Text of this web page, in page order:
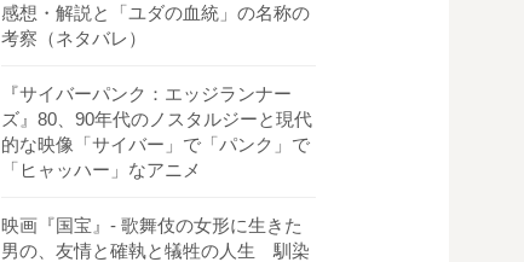
感想・解説と「ユダの血統」の名称の
考察（ネタバレ）
『サイバーパンク：エッジランナー
ズ』80、90年代のノスタルジーと現代
的な映像「サイバー」で「パンク」で
「ヒャッハー」なアニメ
映画『国宝』- 歌舞伎の女形に生きた
男の、友情と確執と犠牲の人生 馴染